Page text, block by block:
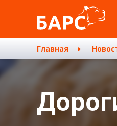
Главная